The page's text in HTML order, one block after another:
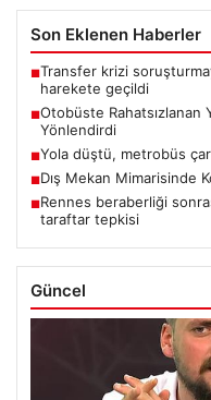
Son Eklenen Haberler
■Transfer krizi
harekete geçildi
■Otobüste Rahatsızlanan
Yönlendirdi
■Yola düştü, metrobüs
■Dış Mekan Mimarisinde
■Rennes beraberliği
taraftar tepkisi
Güncel